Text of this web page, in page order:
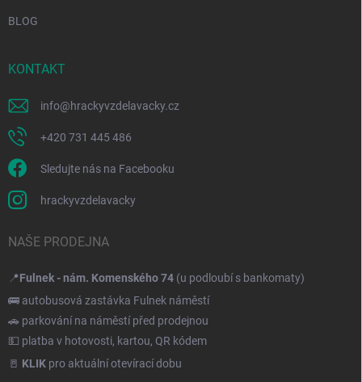
BLOG
KONTAKT
info@hrackyvzdelavacky.cz
+420 731 445 486
Sledujte nás na Facebooku
hrackyvzdelavacky
NAŠE PRODEJNA
📍Fulnek - nám. Komenského 74 (u podloubí s bankomaty)
🚌 autobusová zastávka Fulnek náměstí
🚗 parkování na náměstí před prodejnou
💵 platba v hotovosti, kartou, QR kódem
🚪 KLIK pro aktuální otevírací dobu